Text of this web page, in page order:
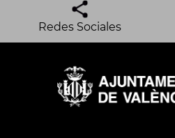
Redes Sociales